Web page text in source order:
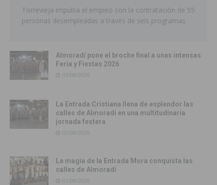
Torrevieja impulsa el empleo con la contratación de 55
personas desempleadas a través de seis programas
Almoradí pone el broche final a unas intensas
Feria y Fiestas 2026
03/08/2026
La Entrada Cristiana llena de esplendor las
calles de Almoradí en una multitudinaria
jornada festera
02/08/2026
La magia de la Entrada Mora conquista las
calles de Almoradí
01/08/2026